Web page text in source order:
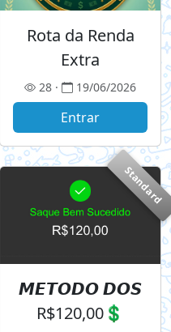
Rota da Renda
Extra
28 · 19/06/2026
Entrar
Standard
𝙈𝙀𝙏𝙊𝘿𝙊 𝘿𝙊𝙎
R$120,00💲